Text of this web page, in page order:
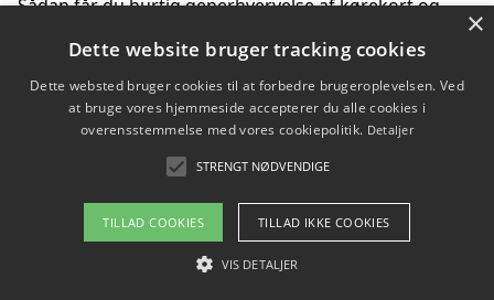
Sådan får du hurtig generhvervelse af kørekort og
Sådan lærer du miljørigtig kørsel hos en køreskole i
Gentofte
Copyright 2026 - Pilanto Aps
Om / kontakt
×
Dette website bruger tracking cookies
Dette websted bruger cookies til at forbedre brugeroplevelsen. Ved
at bruge vores hjemmeside accepterer du alle cookies i
overensstemmelse med vores cookiepolitik. Detaljer
STRENGT NØDVENDIGE
TILLAD COOKIES TILLAD IKKE COOKIES
VIS DETALJER